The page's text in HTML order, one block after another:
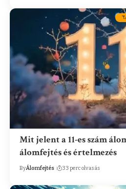
Mit jelent a 11-es szám
álomfejtés és értelmezés
ByÁlomfejtés 33 perc olvasás